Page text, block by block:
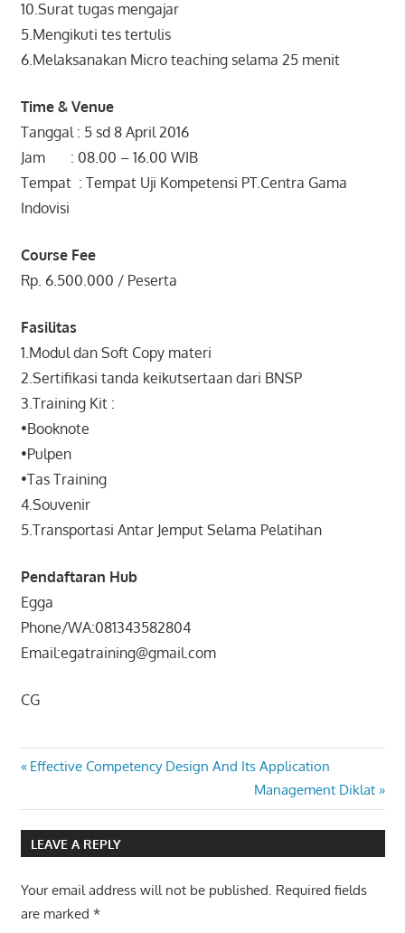
10.Surat tugas mengajar
5.Mengikuti tes tertulis
6.Melaksanakan Micro teaching selama 25 menit
Time & Venue
Tanggal : 5 sd 8 April 2016
Jam : 08.00 – 16.00 WIB
Tempat : Tempat Uji Kompetensi PT.Centra Gama
Indovisi
Course Fee
Rp. 6.500.000 / Peserta
Fasilitas
1.Modul dan Soft Copy materi
2.Sertifikasi tanda keikutsertaan dari BNSP
3.Training Kit :
•Booknote
•Pulpen
•Tas Training
4.Souvenir
5.Transportasi Antar Jemput Selama Pelatihan
Pendaftaran Hub
Egga
Phone/WA:081343582804
Email:egatraining@gmail.com
CG
PELATIHAN
TOT
Post
navigation
Previous
Effective Competency Design And Its Application
Next
Post:
Management Diklat
LEAVE A REPLY
Your email address will not be published. Required fields
are marked *